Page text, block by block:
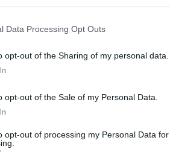
Data Processing Opt Outs
opt-out of the Sharing of my personal data.
opt-out of the Sale of my Personal Data.
opt-out of processing my Personal Data for
A
metállegenda
akit az 1990-es évek
rejtette véka alá Izrael